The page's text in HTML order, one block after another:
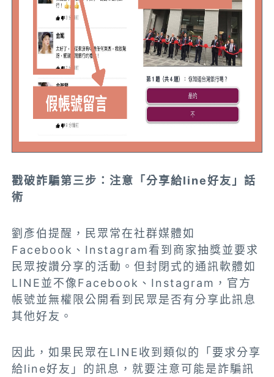
戳破詐騙第三步：注意「分享給line好友」話
術
劉彥伯提醒，民眾常在社群媒體如
Facebook、Instagram看到商家抽獎並要求
民眾按讚分享的活動。但封閉式的通訊軟體如
LINE並不像Facebook、Instagram，官方
帳號並無權限公開看到民眾是否有分享此訊息
其他好友。
因此，如果民眾在LINE收到類似的「要求分享
給line好友」的訊息，就要注意可能是詐騙訊